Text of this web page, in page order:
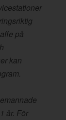
på
kan
år. För